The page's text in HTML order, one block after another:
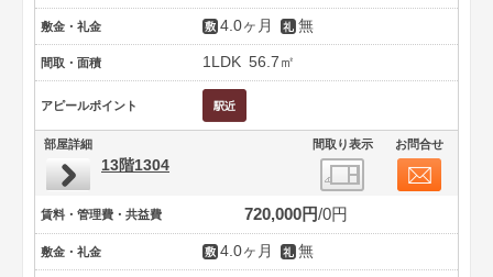
敷金・礼金 4.0ヶ月 無
間取・面積 1LDK 56.7㎡
アピールポイント
部屋詳細 間取り表示 お問合せ
13階1304
賃料・管理費・共益費 720,000円 0円
敷金・礼金 4.0ヶ月 無